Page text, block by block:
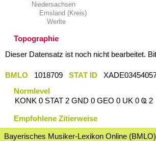
Niedersachsen
Emsland (Kreis)
Werlte
Topographie
Dieser Datensatz ist noch nicht bearbeitet.
BMLO 1018709 STAT ID
Normlevel
KONK 0 STAT 2 GND 0 GEO 0 UK 0 Ҩ 2
Empfohlene Zitierweise
Bayerisches Musiker-Lexikon Online (BMLO)